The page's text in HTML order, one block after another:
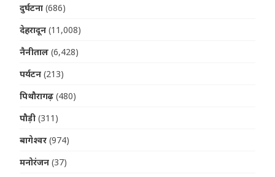
दुर्घटना (686)
देहरादून (11,008)
नैनीताल (6,428)
पर्यटन (213)
पिथौरागढ़ (480)
पौड़ी (311)
बागेश्वर (974)
मनोरंजन (37)